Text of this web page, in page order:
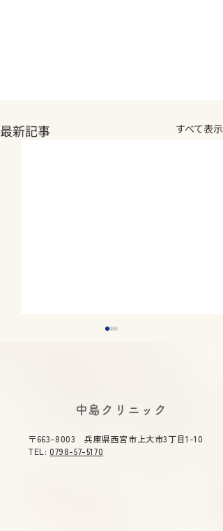
最新記事 すべて表示
ラジオ関西『みんなの健
​中島クリニック
〒663-8003 兵庫県西宮市上大市3丁目1-10
TEL:0798-57-5170